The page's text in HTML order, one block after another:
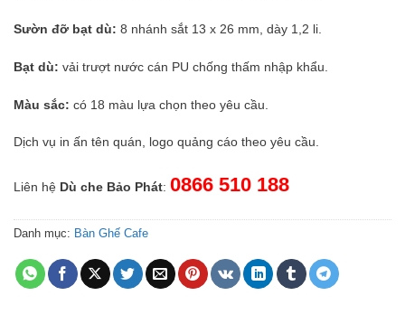
Sườn đỡ bạt dù: 8 nhánh sắt 13 x 26 mm, dày 1,2 li.
Bạt dù: vải trượt nước cán PU chống thấm nhập khẩu.
Màu sắc: có 18 màu lựa chọn theo yêu cầu.
Dịch vụ in ấn tên quán, logo quảng cáo theo yêu cầu.
Liên hệ Dù che Bảo Phát: 0866 510 188
Danh mục: Bàn Ghế Cafe